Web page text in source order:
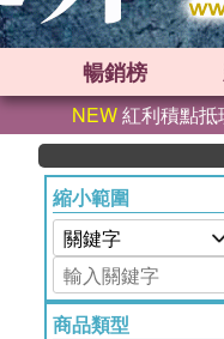
暢銷榜
NEW紅利積點
縮小範圍
商品類型